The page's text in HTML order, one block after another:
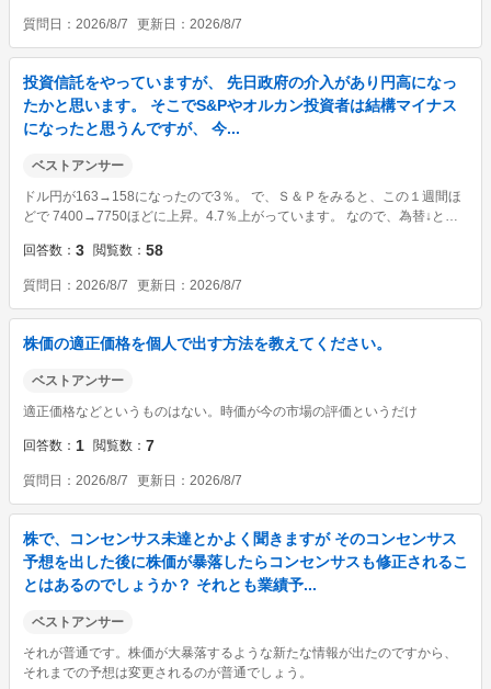
で充分派...
質問日 2026/8/7 更新日 2026/8/7
投資信託をやっていますが、 先日政府の介入があり円高になっ
たかと思います。 そこでS&Pやオルカン投資者は結構マイナス
になったと思うんですが、 今...
ベストアンサー
ドル円が163→158になったので3％。 で、Ｓ＆Ｐをみると、この１週間ほ
どで 7400→7750ほどに上昇。4.7％上がっています。 なので、為替↓とイ
す。 ちなみに… Ｓ＆Ｐが上がった理由ですが… ①ＡＩ関連の好決算 ...
回答数 3 閲覧数 58
質問日 2026/8/7 更新日 2026/8/7
株価の適正価格を個人で出す方法を教えてください。
ベストアンサー
適正価格などというものはない。時価が今の市場の評価というだけ
回答数 1 閲覧数 7
質問日 2026/8/7 更新日 2026/8/7
株で、コンセンサス未達とかよく聞きますが そのコンセンサス
予想を出した後に株価が暴落したらコンセンサスも修正されるこ
とはあるのでしょうか？ それとも業績予...
ベストアンサー
それが普通です。株価が大暴落するような新たな情報が出たのですから、
それまでの予想は変更されるのが普通でしょう。